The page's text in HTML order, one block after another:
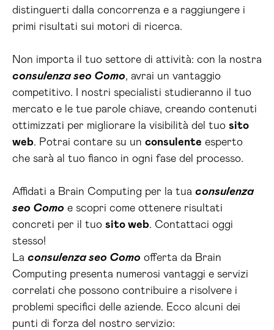
distinguerti dalla concorrenza e a raggiungere i
primi risultati sui motori di ricerca.
Non importa il tuo settore di attività: con la nostra
consulenza seo Como, avrai un vantaggio
competitivo. I nostri specialisti studieranno il tuo
mercato e le tue parole chiave, creando contenuti
ottimizzati per migliorare la visibilità del tuo sito
web. Potrai contare su un consulente esperto
che sarà al tuo fianco in ogni fase del processo.
Affidati a Brain Computing per la tua consulenza
seo Como e scopri come ottenere risultati
concreti per il tuo sito web. Contattaci oggi
stesso!
La consulenza seo Como offerta da Brain
Computing presenta numerosi vantaggi e servizi
correlati che possono contribuire a risolvere i
problemi specifici delle aziende. Ecco alcuni dei
punti di forza del nostro servizio: